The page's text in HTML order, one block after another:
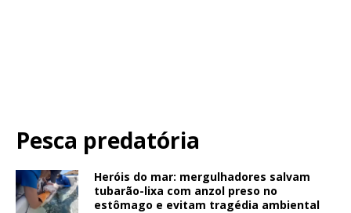
Pesca predatória
Heróis do mar: mergulhadores salvam
tubarão-lixa com anzol preso no
estômago e evitam tragédia ambiental